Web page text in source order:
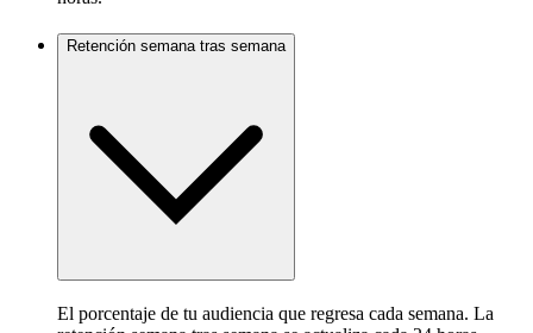
Retención semana tras semana
El porcentaje de tu audiencia que regresa cada semana. La